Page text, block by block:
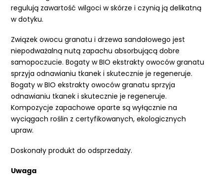
regulują zawartość wilgoci w skórze i czynią ją delikatną
w dotyku.
Związek owocu granatu i drzewa sandałowego jest
niepodważalną nutą zapachu absorbującą dobre
samopoczucie. Bogaty w BIO ekstrakty owoców granatu
sprzyja odnawianiu tkanek i skutecznie je regeneruje.
Bogaty w BIO ekstrakty owoców granatu sprzyja
odnawianiu tkanek i skutecznie je regeneruje.
Kompozycje zapachowe oparte są wyłącznie na
wyciągach roślin z certyfikowanych, ekologicznych
upraw.
Doskonały produkt do odsprzedaży.
Uwaga